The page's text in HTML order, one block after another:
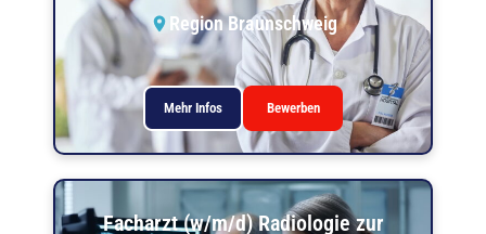
Region Braunschweig
Mehr Infos Bewerben
Facharzt (w/m/d) Radiologie zur